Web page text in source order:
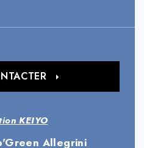
Allegrini
KEIYO